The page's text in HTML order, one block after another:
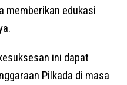
memberikan edukasi
ini dapat
Pilkada di masa